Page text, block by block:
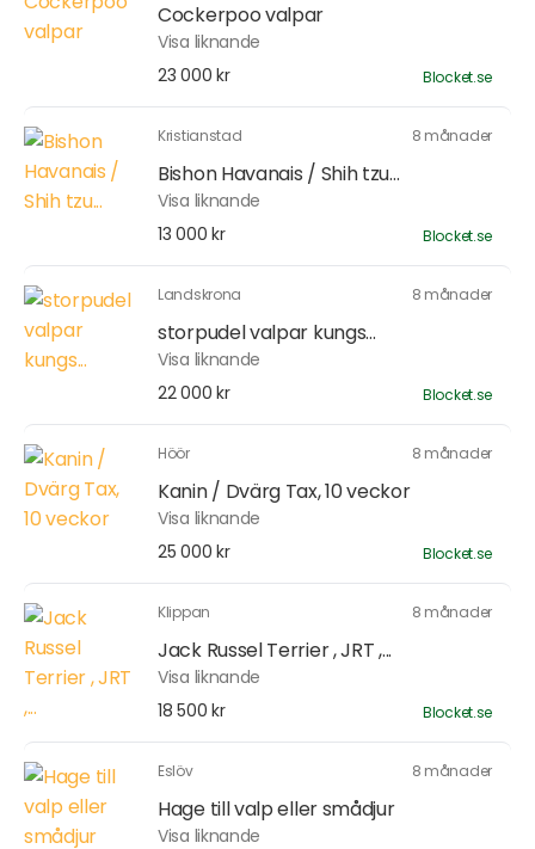
Cockerpoo valpar
Visa liknande
23 000 kr
Blocket.se
Kristianstad 8 månader
Bishon Havanais / Shih tzu...
Visa liknande
13 000 kr
Blocket.se
Landskrona 8 månader
storpudel valpar kungs...
Visa liknande
22 000 kr
Blocket.se
Höör 8 månader
Kanin / Dvärg Tax, 10 veckor
Visa liknande
25 000 kr
Blocket.se
Klippan 8 månader
Jack Russel Terrier , JRT ,...
Visa liknande
18 500 kr
Blocket.se
Eslöv 8 månader
Hage till valp eller smådjur
Visa liknande